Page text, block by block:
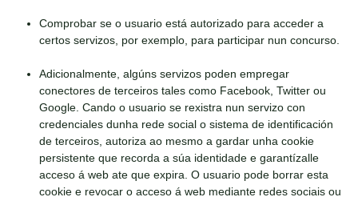
Comprobar se o usuario está autorizado para acceder a
certos servizos, por exemplo, para participar nun concurso.
Adicionalmente, algúns servizos poden empregar
conectores de terceiros tales como Facebook, Twitter ou
Google. Cando o usuario se rexistra nun servizo con
credenciales dunha rede social o sistema de identificación
de terceiros, autoriza ao mesmo a gardar unha cookie
persistente que recorda a súa identidade e garantízalle
acceso á web ate que expira. O usuario pode borrar esta
cookie e revocar o acceso á web mediante redes sociais ou